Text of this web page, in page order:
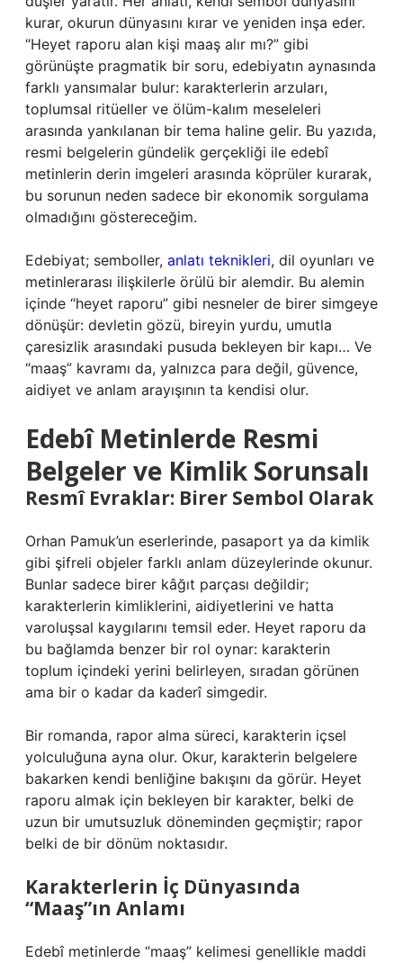
kurar, okurun dünyasını kırar ve yeniden inşa eder.
“Heyet raporu alan kişi maaş alır mı?” gibi
görünüşte pragmatik bir soru, edebiyatın aynasında
farklı yansımalar bulur: karakterlerin arzuları,
toplumsal ritüeller ve ölüm-kalım meseleleri
arasında yankılanan bir tema haline gelir. Bu yazıda,
resmi belgelerin gündelik gerçekliği ile edebî
metinlerin derin imgeleri arasında köprüler kurarak,
bu sorunun neden sadece bir ekonomik sorgulama
olmadığını göstereceğim.
Edebiyat; semboller, anlatı teknikleri, dil oyunları ve
metinlerarası ilişkilerle örülü bir alemdir. Bu alemin
içinde “heyet raporu” gibi nesneler de birer simgeye
dönüşür: devletin gözü, bireyin yurdu, umutla
çaresizlik arasındaki pusuda bekleyen bir kapı… Ve
“maaş” kavramı da, yalnızca para değil, güvence,
aidiyet ve anlam arayışının ta kendisi olur.
Edebî Metinlerde Resmi
Belgeler ve Kimlik Sorunsalı
Resmî Evraklar: Birer Sembol Olarak
Orhan Pamuk’un eserlerinde, pasaport ya da kimlik
gibi şifreli objeler farklı anlam düzeylerinde okunur.
Bunlar sadece birer kâğıt parçası değildir;
karakterlerin kimliklerini, aidiyetlerini ve hatta
varoluşsal kaygılarını temsil eder. Heyet raporu da
bu bağlamda benzer bir rol oynar: karakterin
toplum içindeki yerini belirleyen, sıradan görünen
ama bir o kadar da kaderî simgedir.
Bir romanda, rapor alma süreci, karakterin içsel
yolculuğuna ayna olur. Okur, karakterin belgelere
bakarken kendi benliğine bakışını da görür. Heyet
raporu almak için bekleyen bir karakter, belki de
uzun bir umutsuzluk döneminden geçmiştir; rapor
belki de bir dönüm noktasıdır.
Karakterlerin İç Dünyasında
“Maaş”ın Anlamı
Edebî metinlerde “maaş” kelimesi genellikle maddi